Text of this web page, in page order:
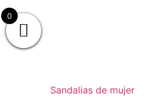
Sandalias de mujer
0